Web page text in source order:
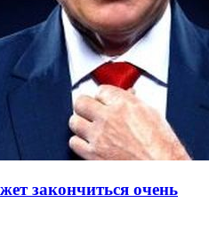
закончиться очень